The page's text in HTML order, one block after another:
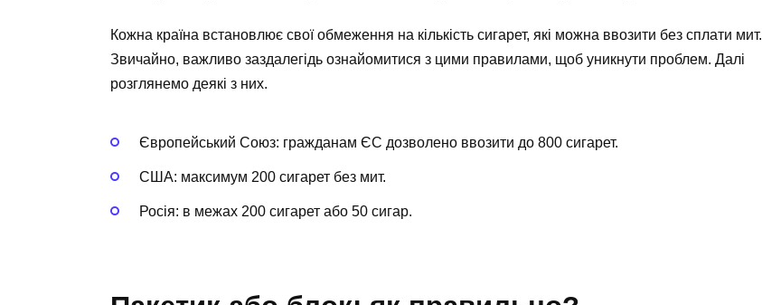
Кожна країна встановлює свої обмеження на кількість сигарет, які можна ввозити без сплати мит.
Звичайно, важливо заздалегідь ознайомитися з цими правилами, щоб уникнути проблем. Далі
розглянемо деякі з них.
Європейський Союз: гражданам ЄС дозволено ввозити до 800 сигарет.
США: максимум 200 сигарет без мит.
Росія: в межах 200 сигарет або 50 сигар.